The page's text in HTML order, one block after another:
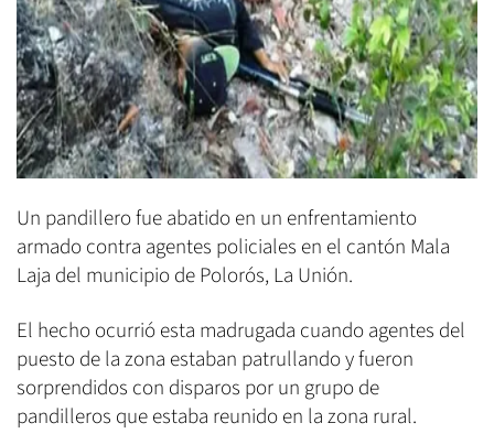
Un pandillero fue abatido en un enfrentamiento
armado contra agentes policiales en el cantón Mala
Laja del municipio de Polorós, La Unión.
El hecho ocurrió esta madrugada cuando agentes del
puesto de la zona estaban patrullando y fueron
sorprendidos con disparos por un grupo de
pandilleros que estaba reunido en la zona rural.